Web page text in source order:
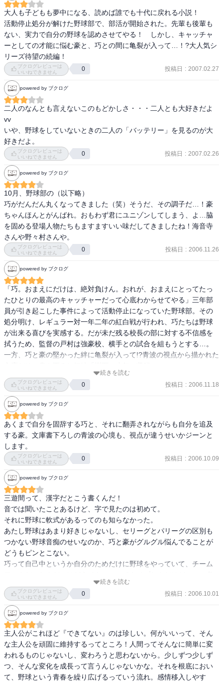
大人も子どもも夢中になる、読めば誰でも十代に戻れる小説！
活動停止処分が解けた野球部で、部活が開始された。先輩も後輩も
ない、実力で自分の野球を認めさせてやる！　しかし、キャッチャ
ーとしての才能に悩む豪と、巧との間に亀裂が入って…！?大人気シ
リーズ待望の続編！
ブクログレビューは
いいねできません
0 投稿日 : 2007.02.27
powered by ブクログ
二人のなんとも言えないこのもどかしさ・・・二人とも大好きだよ
vv
いや、野球をしていないときの二人の「バッテリー」を見るのが大
ブクログレビューは
いいねできません
0 投稿日 : 2007.02.26
powered by ブクログ
10月、野球部の（以下略）
巧がだんだん丸くなってきました（笑）そうだ、その調子だ…！豪
ちゃんほんとがんばれ。おもわず君にユニゾンしてしまう、よ…脇
を固める登場人物たちもますますいい味だしてきましたね！海音寺
さんや野々村さんや。
ブクログレビューは
いいねできません
0 投稿日 : 2006.11.26
powered by ブクログ
「巧。おまえにだけは、絶対負けん。おれが、おまえにとってたっ
たひとりの最高のキャッチャーだって心底わからせてやる」三年部
員が引き起こした事件によって活動停止になっていた野球部。その
処分明け、レギュラー対一年二年の紅白戦が行われ、巧たちは野球
が出来る喜びを実感する。だが未だ残る校長の部に対する不信感を
拭うため、監督の戸村は強豪校、横手との試合を組もうとする…。
一方、巧と豪の堅かった絆に亀裂が入って!?青波の視点から描かれた
続きを読む
ブクログレビューは
いいねできません
0 投稿日 : 2006.11.18
powered by ブクログ
あくまで自分を固辞する巧と、それに翻弄されながらも自分を追及
する豪。文庫書下ろしの青波の心境も、視点が違うせいかジーンと
します。
ブクログレビューは
いいねできません
0 投稿日 : 2006.10.09
powered by ブクログ
三遊間って、漢字だとこう書くんだ！
音では聞いたことあるけど、字で見たのは初めて。
それに野球に軟式があるってのも知らなかった。
あたし野球はあまり好きじゃないし、セリーグとパリーグの区別も
つかない野球音痴のせいなのか、巧と豪がグルグル悩んでることが
どうもピンとこない。
巧って自己中というか自分のためだけに野球をやっていて、チーム
え方がこれから変わるのか、ずっとその意思を貫くのか。
豪は巧にその考えを貫けって言ってるけど、それじゃダメでしょ。
どうまとめるんだろう。楽しみ。
しかも、強豪チームとの練習試合が始まるところで終わってるの
よ。
早く続きが読みたい！！
続きを読む
ブクログレビューは
いいねできません
0 投稿日 : 2006.10.01
powered by ブクログ
主人公がこれほど『できてない』のは珍しい。何がいいって、そん
な主人公を頑固に維持するってところ！人間ってそんなに簡単に変
われるものじゃないし、変わろうと思わないから。少しずつ少しず
つ、そんな変化を成長って言うんじゃないかな。それを根底におい
て、野球という青春を繰り広げるっていう流れ。感情移入しやす